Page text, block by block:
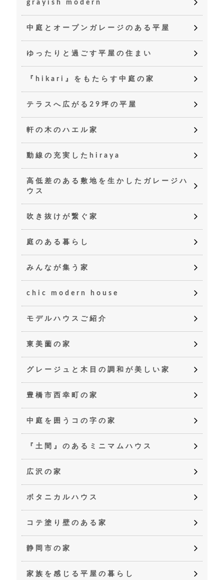
grayish modern
中庭とオープンガレージのある平屋
ゆったりと過ごす平屋の住まい
『hikari』をもたらす中庭の家
テラスへ広がる29坪の平屋
軒の木のハエル家
動線の充実したhiraya
高低差のある敷地を生かしたガレージハ
ウス
吹き抜けが繋ぐ家
庭のある暮らし
みんなが集う家
chic modern house
モデルハウスご紹介
東美薗の家
グレージュと木目の調和が美しい家
豊橋市西幸町の家
中庭を囲うコの字の家
『土間』のあるミニマムハウス
広沢の家
ボタニカルハウス
コテ塗り壁のある家
静岡市の家
家族を感じる平屋の暮らし